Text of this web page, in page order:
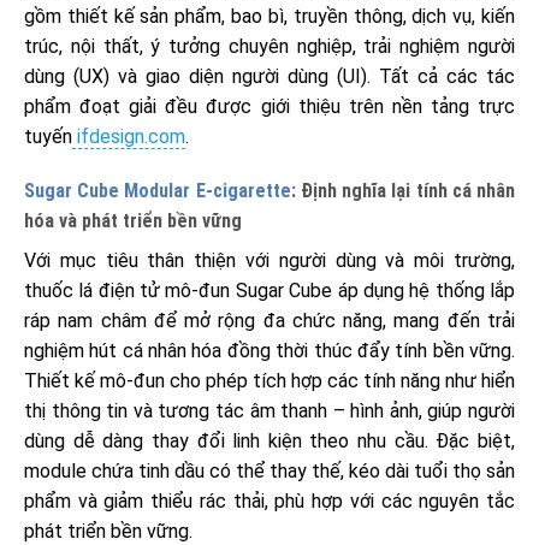
gồm thiết kế sản phẩm, bao bì, truyền thông, dịch vụ, kiến
trúc, nội thất, ý tưởng chuyên nghiệp, trải nghiệm người
dùng (UX) và giao diện người dùng (UI). Tất cả các tác
phẩm đoạt giải đều được giới thiệu trên nền tảng trực
tuyến ifdesign.com.
Sugar Cube Modular E-cigarette: Định nghĩa lại tính cá nhân
hóa và phát triển bền vững
Với mục tiêu thân thiện với người dùng và môi trường,
thuốc lá điện tử mô-đun Sugar Cube áp dụng hệ thống lắp
ráp nam châm để mở rộng đa chức năng, mang đến trải
nghiệm hút cá nhân hóa đồng thời thúc đẩy tính bền vững.
Thiết kế mô-đun cho phép tích hợp các tính năng như hiển
thị thông tin và tương tác âm thanh – hình ảnh, giúp người
dùng dễ dàng thay đổi linh kiện theo nhu cầu. Đặc biệt,
module chứa tinh dầu có thể thay thế, kéo dài tuổi thọ sản
phẩm và giảm thiểu rác thải, phù hợp với các nguyên tắc
phát triển bền vững.